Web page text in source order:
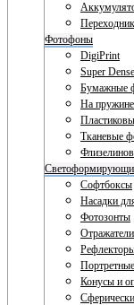
Фотофоны
DigiPrint
Super Dense
Бумажные
На пружине
Тканевые
Софтбоксы
Насадки
Фотозонты
Конусы и